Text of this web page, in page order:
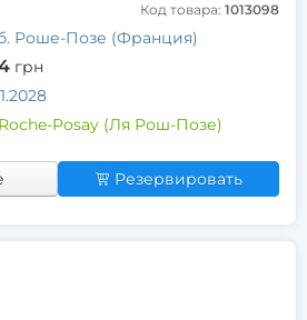
Код товара: 1013098
Роше-Позе (Франция)
грн
Posay (Ля Рош-Позе)
Резервировать